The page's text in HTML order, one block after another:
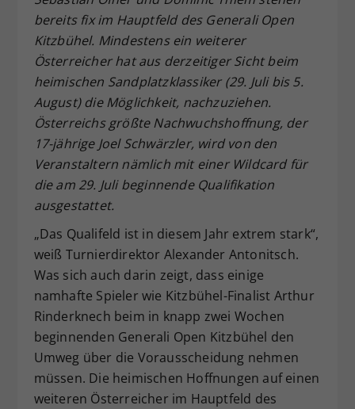
bereits fix im Hauptfeld des Generali Open
Kitzbühel. Mindestens ein weiterer
Österreicher hat aus derzeitiger Sicht beim
heimischen Sandplatzklassiker (29. Juli bis 5.
August) die Möglichkeit, nachzuziehen.
Österreichs größte Nachwuchshoffnung, der
17-jährige Joel Schwärzler, wird von den
Veranstaltern nämlich mit einer Wildcard für
die am 29. Juli beginnende Qualifikation
ausgestattet.
„Das Qualifeld ist in diesem Jahr extrem stark“,
weiß Turnierdirektor Alexander Antonitsch.
Was sich auch darin zeigt, dass einige
namhafte Spieler wie Kitzbühel-Finalist Arthur
Rinderknech beim in knapp zwei Wochen
beginnenden Generali Open Kitzbühel den
Umweg über die Vorausscheidung nehmen
müssen. Die heimischen Hoffnungen auf einen
weiteren Österreicher im Hauptfeld des
Dieser Wert speichert Ihre Consent-
Einstellungen. Unter anderem eine
zufällig generierte ID, für die
historische Speicherung Ihrer
vorgenommen Einstellungen, falls der
Webseiten-Betreiber dies eingestellt
hat.